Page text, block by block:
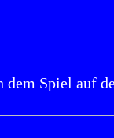
dem Spiel auf